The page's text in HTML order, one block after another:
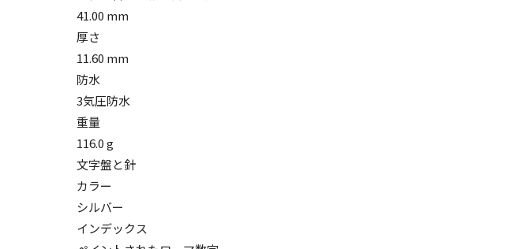
41.00 mm
厚さ
11.60 mm
防水
3気圧防水
重量
116.0 g
文字盤と針
カラー
シルバー
インデックス